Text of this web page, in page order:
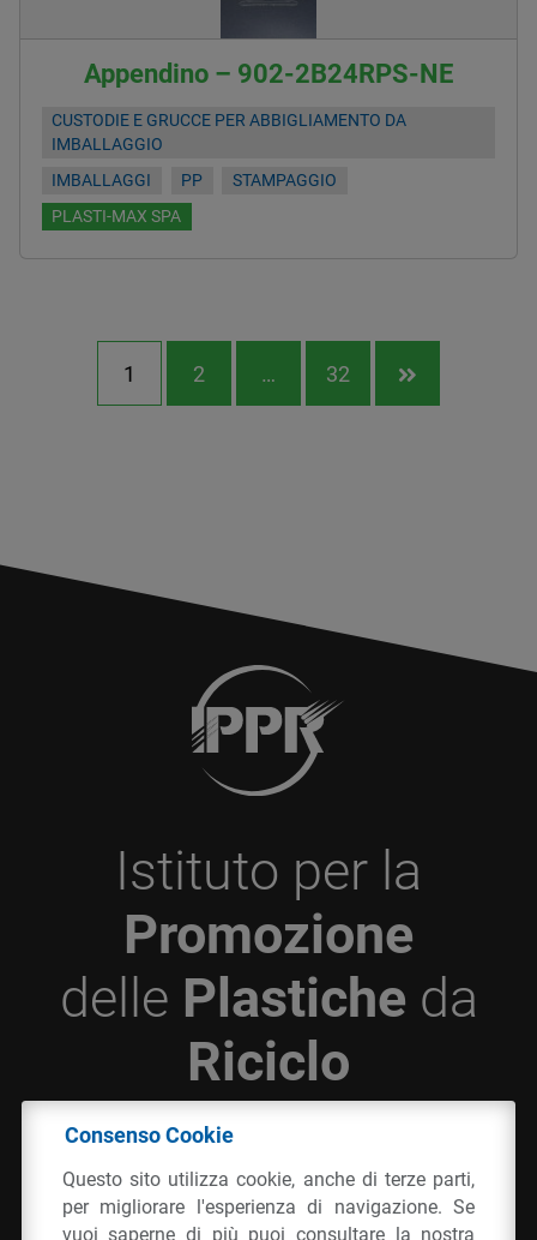
Appendino – 902-2B24RPS-NE
CUSTODIE E GRUCCE PER ABBIGLIAMENTO DA
IMBALLAGGIO
IMBALLAGGI
PP
STAMPAGGIO
PLASTI-MAX SPA
1 2 … 32 
Istituto per la
Promozione
delle Plastiche da
Riciclo
Plastiche da Riciclo
C.F. 97381090154
Consenso Cookie
Questo sito utilizza cookie, anche di terze parti,
per migliorare l'esperienza di navigazione. Se
vuoi saperne di più puoi consultare la nostra